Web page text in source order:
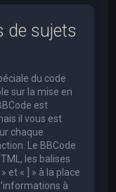
de sujets
du code
sur la mise en
est
il vous est
chaque
Le BBCode
les balises
et « ] » à la place
à